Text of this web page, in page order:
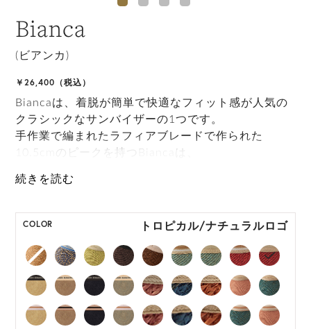
Bianca
(ビアンカ)
￥26,400（税込）
Biancaは、着脱が簡単で快適なフィット感が人気の
クラシックなサンバイザーの1つです。
手作業で編まれたラフィアブレードで作られた
10.5cmのピークを持つBiancaは、
を与え、日差しからもあなたを守ります。
ONE SIZE展開の商品:ONE SIZE 57.5cm
*ハンドメイド製品のサイズには微小の個体差がござ
います。
COLOR トロピカル/ナチュラルロゴ